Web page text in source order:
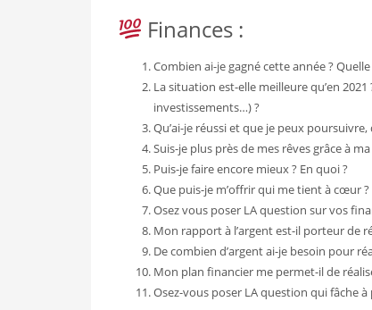
Finances :
Combien ai-je gagné cette année ?
La situation est-elle meilleure qu’en
investissements…) ?
Qu’ai-je réussi et que je peux
Suis-je plus près de mes rêves grâce à
Puis-je faire encore mieux ? En quoi ?
Que puis-je m’offrir qui me tient à cœur
Osez vous poser LA question sur vos
Mon rapport à l’argent est-il porteur de
De combien d’argent ai-je besoin pour
Mon plan financier me permet-il de
Osez-vous poser LA question qui fâche